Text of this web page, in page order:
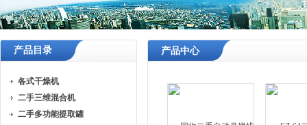
产品目录
各式干燥机
二手三维混合机
二手多功能提取罐
产品中心